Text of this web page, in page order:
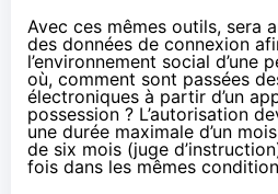
Avec ces mêmes outils, sera
des données de connexion
l’environnement social d’une
où, comment sont passées
électroniques à partir d’un
possession ? L’autorisation
une durée maximale d’un
de six mois (juge
fois dans les mêmes